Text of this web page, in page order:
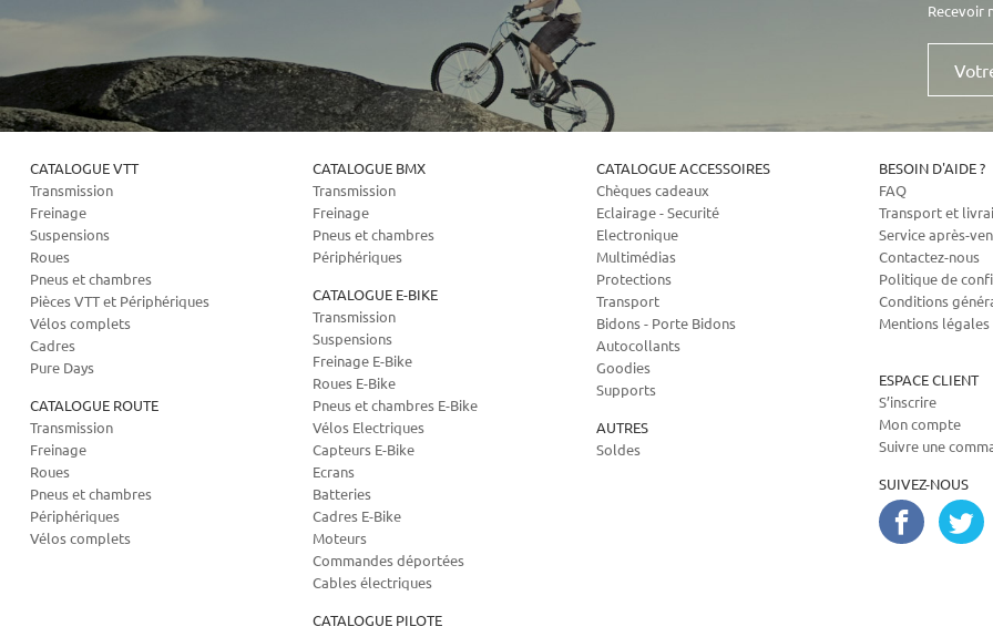
Recevoir
Votre
mail
CATALOGUE VTT
Transmission
Freinage
Suspensions
Roues
Pneus et chambres
Pièces VTT et Périphériques
Vélos complets
Cadres
Pure Days
CATALOGUE ROUTE
Transmission
Freinage
Roues
Pneus et chambres
Périphériques
Vélos complets
CATALOGUE BMX
Transmission
Freinage
Pneus et chambres
Périphériques
CATALOGUE E-BIKE
Transmission
Suspensions
Freinage E-Bike
Roues E-Bike
Pneus et chambres E-Bike
Vélos Electriques
Capteurs E-Bike
Ecrans
Batteries
Cadres E-Bike
Moteurs
Commandes déportées
Cables électriques
CATALOGUE PILOTE
CATALOGUE ACCESSOIRES
Chèques cadeaux
Eclairage - Securité
Electronique
Multimédias
Protections
Transport
Bidons - Porte Bidons
Autocollants
Goodies
Supports
AUTRES
Soldes
BESOIN D'AIDE ?
FAQ
Transport et
Service après-
Contactez-nous
Politique de
Conditions
Mentions légales
ESPACE CLIENT
S’inscrire
Mon compte
Suivre une
SUIVEZ-NOUS